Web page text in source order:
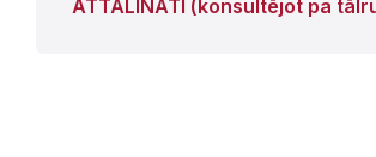
ATTĀLINĀTI (konsultējot pa